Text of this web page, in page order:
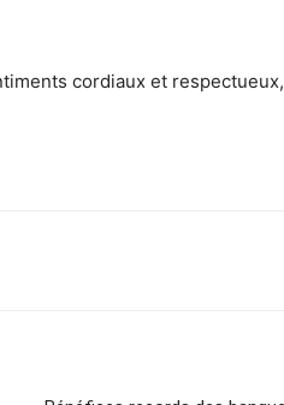
cordiaux et respectueux,